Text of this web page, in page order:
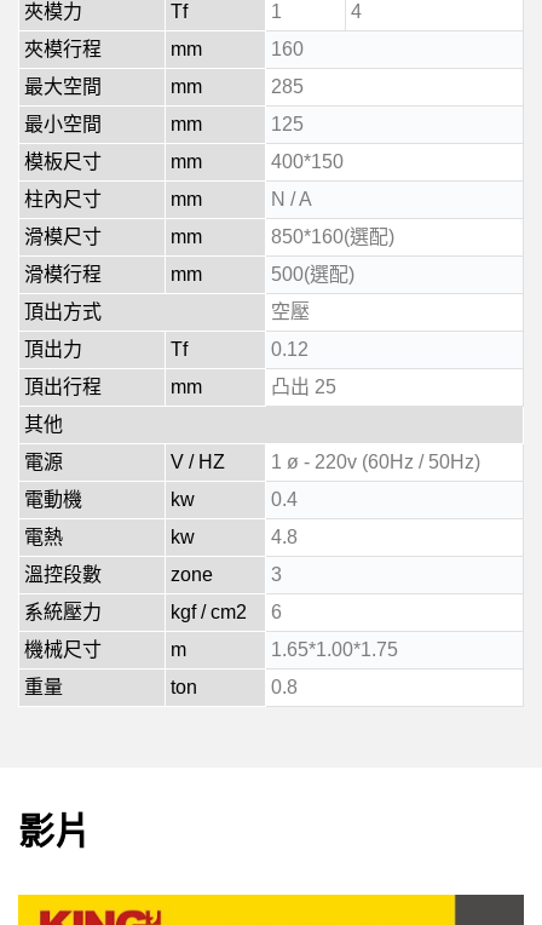
夾模力
Tf 1
4
夾模行程
mm
160
最大空間
mm
285
最小空間
mm
125
模板尺寸
mm
400*150
柱內尺寸
mm
N / A
滑模尺寸
mm
850*160(選配)
滑模行程
mm
500(選配)
頂出方式
空壓
頂出力
Tf
0.12
頂出行程
mm
凸出 25
其他
電源
V / HZ
1 ø - 220v (60Hz / 50Hz)
電動機
kw
0.4
電熱
kw
4.8
溫控段數
zone
3
系統壓力
kgf / cm2
6
機械尺寸
m
1.65*1.00*1.75
重量
ton 0.8
影片